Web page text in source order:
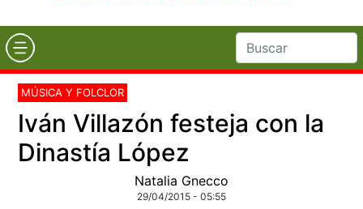
MÚSICA Y FOLCLOR
Iván Villazón festeja con la
Dinastía López
Natalia Gnecco
29/04/2015 - 05:55